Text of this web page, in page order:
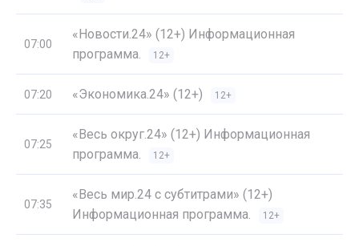
07:00
«Новости.24» (12+) Информационная
программа.
12+
07:20 «Экономика.24» (12+) 12+
07:25
«Весь округ.24» (12+) Информационная
программа.
12+
07:35
«Весь мир.24 с субтитрами» (12+)
Информационная программа.
12+